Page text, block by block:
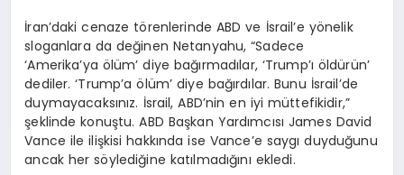
İran’daki cenaze törenlerinde ABD ve İsrail’e yönelik
sloganlara da değinen Netanyahu, “Sadece
‘Amerika’ya ölüm’ diye bağırmadılar, ‘Trump’ı öldürün’
dediler. ‘Trump’a ölüm’ diye bağırdılar. Bunu İsrail’de
duymayacaksınız. İsrail, ABD’nin en iyi müttefikidir,”
şeklinde konuştu. ABD Başkan Yardımcısı James David
Vance ile ilişkisi hakkında ise Vance’e saygı duyduğunu
ancak her söylediğine katılmadığını ekledi.